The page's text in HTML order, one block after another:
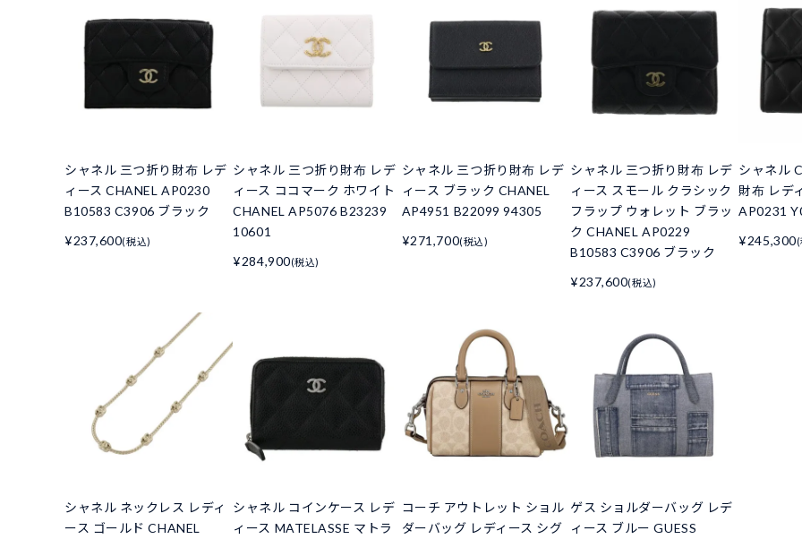
シャネル 三つ折り財布 レデ
ィース CHANEL AP0230
B10583 C3906 ブラック
¥237,600(税込)
シャネル 三つ折り財布 レデ
ィース ココマーク ホワイト
CHANEL AP5076 B23239
10601
¥284,900(税込)
シャネル 三つ折り財布 レデ
ィース ブラック CHANEL
AP4951 B22099 94305
¥271,700(税込)
シャネル 三つ折り財布 レデ
ィース スモール クラシック
フラップ ウォレット ブラッ
ク CHANEL AP0229
B10583 C3906 ブラック
¥237,600(税込)
シャネル
財布 レデ
AP0231
¥245,300
シャネル ネックレス レディ
ース ゴールド CHANEL
シャネル コインケース レデ
ィース MATELASSE マトラ
コーチ アウトレット ショル
ダーバッグ レディース シグ
ゲス ショルダーバッグ レデ
ィース ブルー GUESS